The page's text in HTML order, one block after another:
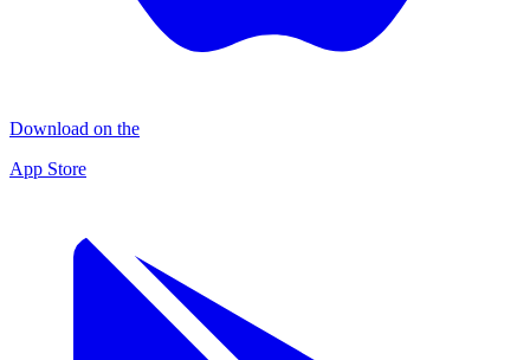
Download on the
App Store